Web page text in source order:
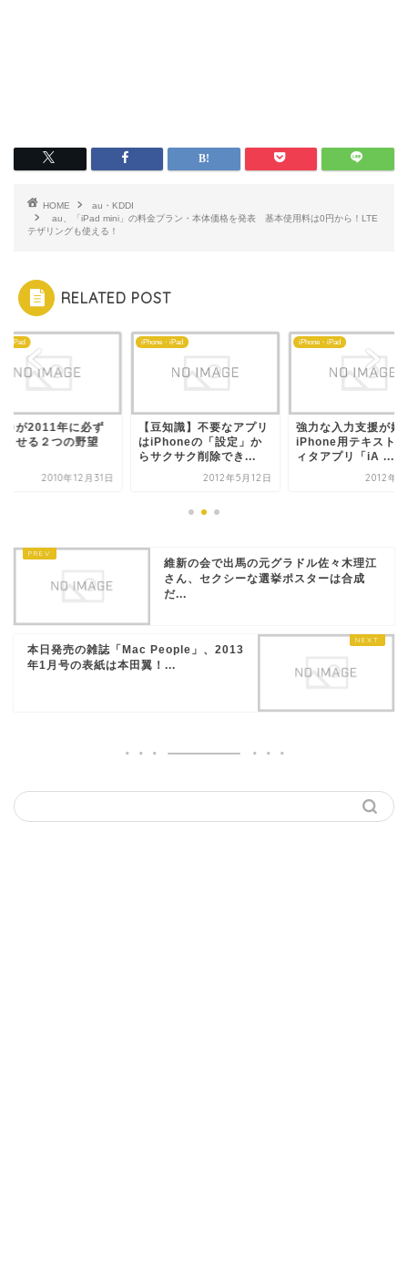
HOME
au・KDDI
au、「iPad mini」の料金プラン・本体価格を発表 基本使用料は0円から！LTE
テザリングも使える！
RELATED POST
・iPad
カが2011年に必ず
させる２つの野望
2010年12月31日
iPhone・iPad
【豆知識】不要なアプリ
はiPhoneの「設定」か
らサクサク削除でき...
2012年5月12日
iPhone・iPad
強力な入力支援が嬉
iPhone用テキスト
ィタアプリ「iA ...
2012年4
維新の会で出馬の元グラドル佐々木理江
さん、セクシーな選挙ポスターは合成
だ...
本日発売の雑誌「Mac People」、2013
年1月号の表紙は本田翼！...